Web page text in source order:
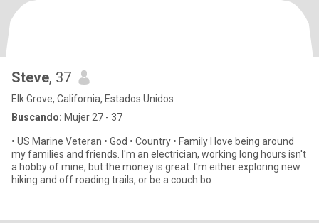
Steve, 37
Elk Grove, California, Estados Unidos
Buscando: Mujer 27 - 37
• US Marine Veteran • God • Country • Family I love being around
my families and friends. I'm an electrician, working long hours isn't
a hobby of mine, but the money is great. I'm either exploring new
hiking and off roading trails, or be a couch bo